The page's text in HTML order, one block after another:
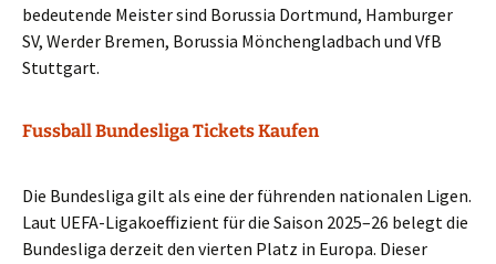
bedeutende Meister sind Borussia Dortmund, Hamburger
SV, Werder Bremen, Borussia Mönchengladbach und VfB
Stuttgart.
Fussball Bundesliga Tickets Kaufen
Die Bundesliga gilt als eine der führenden nationalen Ligen.
Laut UEFA-Ligakoeffizient für die Saison 2025–26 belegt die
Bundesliga derzeit den vierten Platz in Europa. Dieser